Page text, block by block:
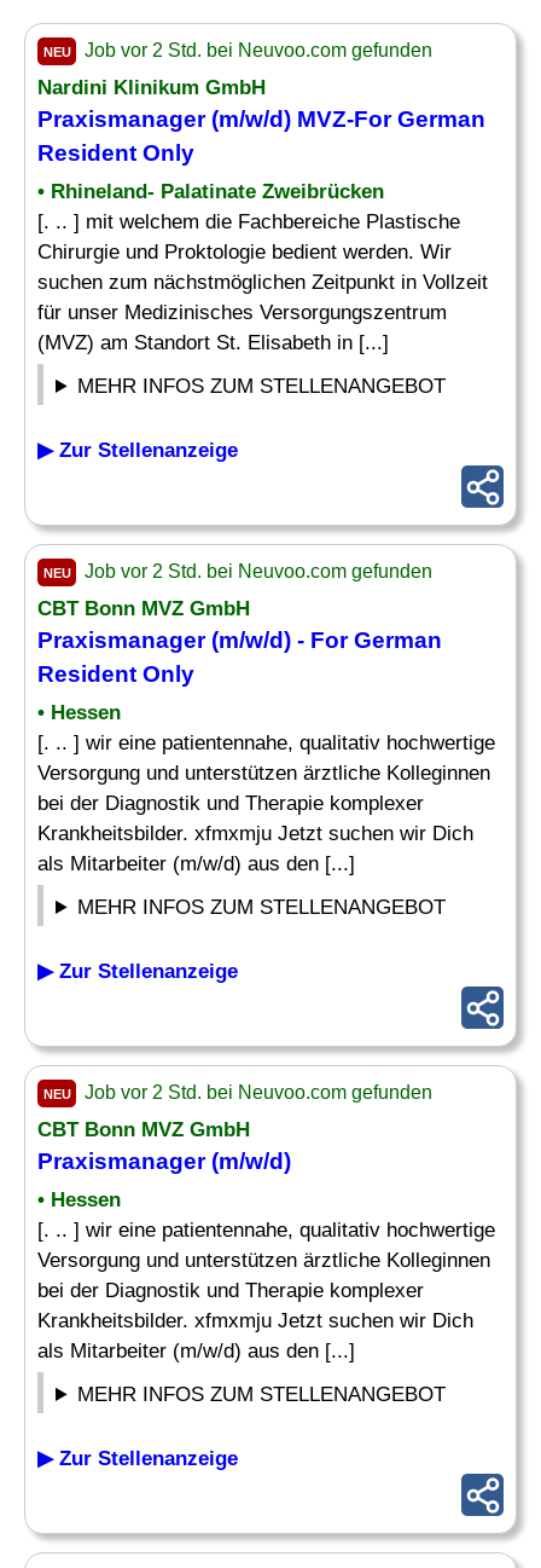
NEU Job vor 2 Std. bei Neuvoo.com gefunden
Nardini Klinikum GmbH
Praxismanager(m/w/d) MVZ-For German
Resident Only
• Rhineland- Palatinate Zweibrücken
[. .. ] mit welchem die Fachbereiche Plastische
Chirurgie und Proktologie bedient werden. Wir
suchen zum nächstmöglichen Zeitpunkt in Vollzeit
für unser Medizinisches Versorgungszentrum
(MVZ) am Standort St. Elisabeth in [...]
MEHR INFOS ZUM STELLENANGEBOT
▶ Zur Stellenanzeige
NEU Job vor 2 Std. bei Neuvoo.com gefunden
CBT Bonn MVZ GmbH
Praxismanager(m/w/d) - For German
Resident Only
• Hessen
[. .. ] wir eine patientennahe, qualitativ hochwertige
Versorgung und unterstützen ärztliche Kolleginnen
bei der Diagnostik und Therapie komplexer
Krankheitsbilder. xfmxmju Jetzt suchen wir Dich
als Mitarbeiter (m/w/d) aus den [...]
MEHR INFOS ZUM STELLENANGEBOT
▶ Zur Stellenanzeige
NEU Job vor 2 Std. bei Neuvoo.com gefunden
CBT Bonn MVZ GmbH
Praxismanager(m/w/d)
• Hessen
[. .. ] wir eine patientennahe, qualitativ hochwertige
Versorgung und unterstützen ärztliche Kolleginnen
bei der Diagnostik und Therapie komplexer
Krankheitsbilder. xfmxmju Jetzt suchen wir Dich
als Mitarbeiter (m/w/d) aus den [...]
MEHR INFOS ZUM STELLENANGEBOT
▶ Zur Stellenanzeige